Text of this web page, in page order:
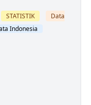
STATISTIK
Data
Indonesia